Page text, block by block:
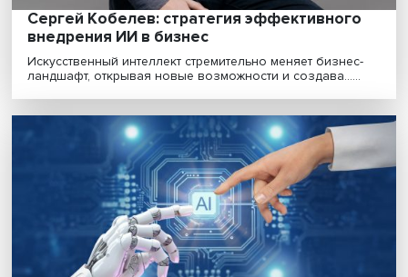
Сергей Самсонов: «Не нужно
роботизировать все подряд»
Появление больших языковых моделей совершило
прорыв в истории искусственного интеллекта, но что